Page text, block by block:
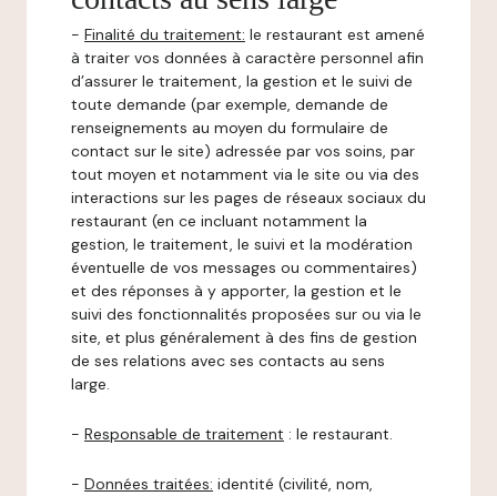
- Finalité du traitement: le restaurant est amené
à traiter vos données à caractère personnel afin
d’assurer le traitement, la gestion et le suivi de
toute demande (par exemple, demande de
renseignements au moyen du formulaire de
contact sur le site) adressée par vos soins, par
tout moyen et notamment via le site ou via des
interactions sur les pages de réseaux sociaux du
restaurant (en ce incluant notamment la
gestion, le traitement, le suivi et la modération
éventuelle de vos messages ou commentaires)
et des réponses à y apporter, la gestion et le
suivi des fonctionnalités proposées sur ou via le
site, et plus généralement à des fins de gestion
de ses relations avec ses contacts au sens
large.
- Responsable de traitement : le restaurant.
- Données traitées: identité (civilité, nom,